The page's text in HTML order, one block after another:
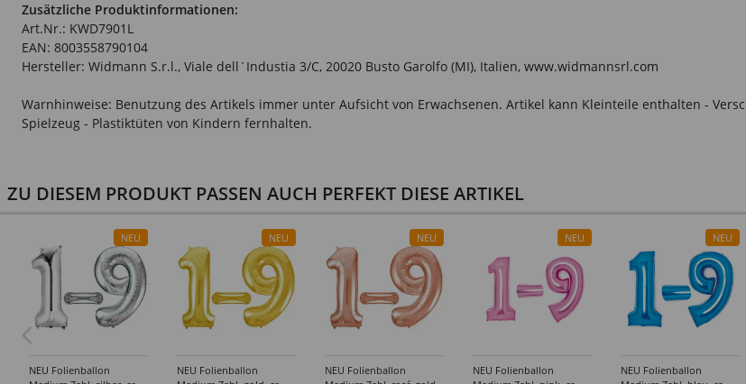
Zusätzliche Produktinformationen:
Art.Nr.: KWD7901L
EAN: 8003558790104
Hersteller: Widmann S.r.l., Viale dell´Industia 3/C, 20020 Busto Garolfo (MI), Italien, www.widmannsrl.com
Warnhinweise: Benutzung des Artikels immer unter Aufsicht von Erwachsenen. Artikel kann Kleinteile enthalten -
Spielzeug - Plastiktüten von Kindern fernhalten.
ZU DIESEM PRODUKT PASSEN AUCH PERFEKT DIESE ARTIKEL
NEU
NEU Folienballon
NEU
NEU Folienballon
NEU
NEU Folienballon
NEU
NEU Folienballon
NEU
NEU Folienballon